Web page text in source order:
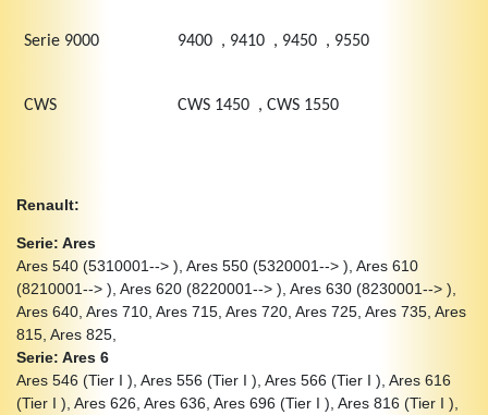
Serie 9000 9400 , 9410 , 9450 , 9550
CWS CWS 1450 , CWS 1550
Renault:
Serie: Ares
Ares 540 (5310001--> ), Ares 550 (5320001--> ), Ares 610
(8210001--> ), Ares 620 (8220001--> ), Ares 630 (8230001--> ),
Ares 640, Ares 710, Ares 715, Ares 720, Ares 725, Ares 735, Ares
815, Ares 825,
Serie: Ares 6
Ares 546 (Tier I ), Ares 556 (Tier I ), Ares 566 (Tier I ), Ares 616
(Tier I ), Ares 626, Ares 636, Ares 696 (Tier I ), Ares 816 (Tier I ),